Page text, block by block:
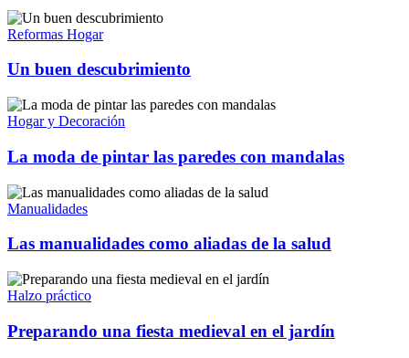
Reformas Hogar
Un buen descubrimiento
Hogar y Decoración
La moda de pintar las paredes con mandalas
Manualidades
Las manualidades como aliadas de la salud
Halzo práctico
Preparando una fiesta medieval en el jardín